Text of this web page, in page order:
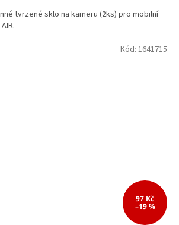
tvrzené sklo na kameru (2ks) pro mobilní
97 Kč
–19 %
Kód: 1641715